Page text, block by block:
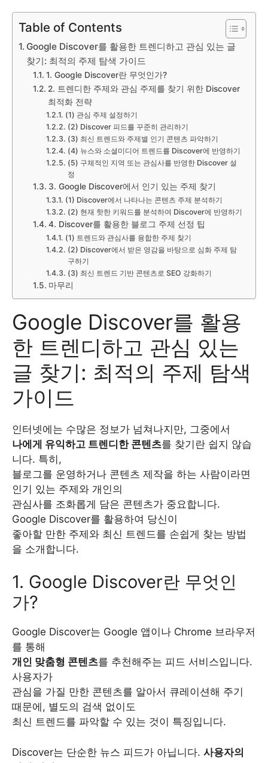
Table of Contents
Google Discover를 활용한 트렌디하고 관심 있는 글
찾기: 최적의 주제 탐색 가이드
1. Google Discover란 무엇인가?
2. 트렌디한 주제와 관심 주제를 찾기 위한 Discover
최적화 전략
(1) 관심 주제 설정하기
(2) Discover 피드를 꾸준히 관리하기
(3) 최신 트렌드와 주제별 인기 콘텐츠 파악하기
(4) 뉴스와 소셜미디어 트렌드를 Discover에 반영하기
(5) 구체적인 지역 또는 관심사를 반영한 Discover 설
정
3. Google Discover에서 인기 있는 주제 찾기
(1) Discover에서 나타나는 콘텐츠 주제 분석하기
(2) 현재 핫한 키워드를 분석하여 Discover에 반영하기
4. Discover를 활용한 블로그 주제 선정 팁
(1) 트렌드와 관심사를 융합한 주제 찾기
(2) Discover에서 받은 영감을 바탕으로 심화 주제 탐
구하기
(3) 최신 트렌드 기반 콘텐츠로 SEO 강화하기
마무리
Google Discover를 활용
한 트렌디하고 관심 있는
글 찾기: 최적의 주제 탐색
가이드
인터넷에는 수많은 정보가 넘쳐나지만, 그중에서
나에게 유익하고 트렌디한 콘텐츠를 찾기란 쉽지 않습
니다. 특히,
블로그를 운영하거나 콘텐츠 제작을 하는 사람이라면
인기 있는 주제와 개인의
관심사를 조화롭게 담은 콘텐츠가 중요합니다.
Google Discover를 활용하여 당신이
좋아할 만한 주제와 최신 트렌드를 손쉽게 찾는 방법
을 소개합니다.
1. Google Discover란 무엇인
가?
Google Discover는 Google 앱이나 Chrome 브라우저
를 통해
개인 맞춤형 콘텐츠를 추천해주는 피드 서비스입니다.
사용자가
관심을 가질 만한 콘텐츠를 알아서 큐레이션해 주기
때문에, 별도의 검색 없이도
최신 트렌드를 파악할 수 있는 것이 특징입니다.
Discover는 단순한 뉴스 피드가 아닙니다. 사용자의